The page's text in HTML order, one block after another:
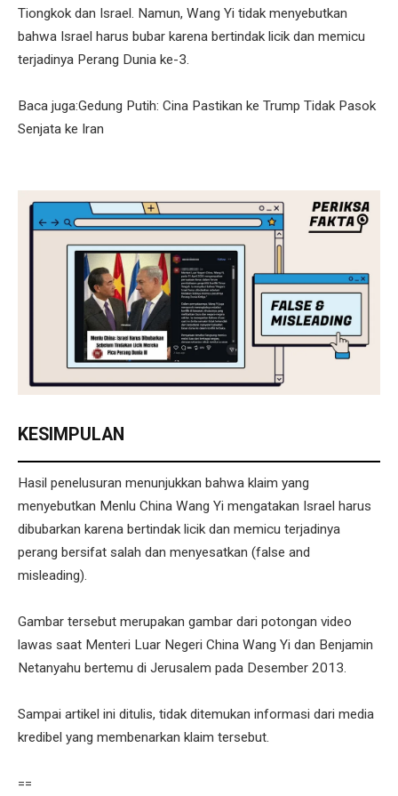
Tiongkok dan Israel. Namun, Wang Yi tidak menyebutkan
bahwa Israel harus bubar karena bertindak licik dan memicu
terjadinya Perang Dunia ke-3.
Baca juga:Gedung Putih: Cina Pastikan ke Trump Tidak Pasok
Senjata ke Iran
KESIMPULAN
Hasil penelusuran menunjukkan bahwa klaim yang
menyebutkan Menlu China Wang Yi mengatakan Israel harus
dibubarkan karena bertindak licik dan memicu terjadinya
perang bersifat salah dan menyesatkan (false and
misleading).
Gambar tersebut merupakan gambar dari potongan video
lawas saat Menteri Luar Negeri China Wang Yi dan Benjamin
Netanyahu bertemu di Jerusalem pada Desember 2013.
Sampai artikel ini ditulis, tidak ditemukan informasi dari media
kredibel yang membenarkan klaim tersebut.
==